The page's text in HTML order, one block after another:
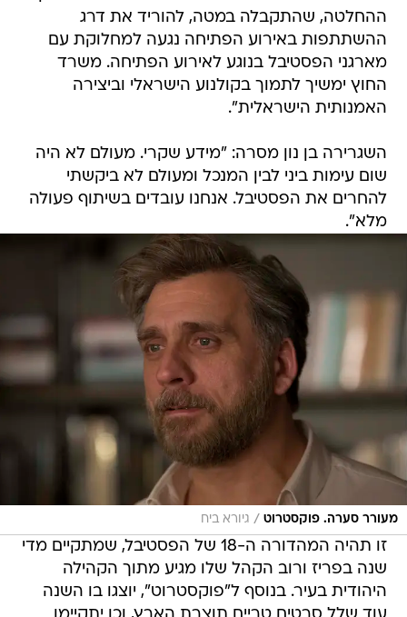
ההחלטה, שהתקבלה במטה, להוריד את דרג
ההשתתפות באירוע הפתיחה נגעה למחלוקת עם
מארגני הפסטיבל בנוגע לאירוע הפתיחה. משרד
החוץ ימשיך לתמוך בקולנוע הישראלי וביצירה
האמנותית הישראלית".
השגרירה בן נון מסרה: "מידע שקרי. מעולם לא היה
שום עימות ביני לבין המנכל ומעולם לא ביקשתי
להחרים את הפסטיבל. אנחנו עובדים בשיתוף פעולה
מלא".
מעורר סערה. פוקסטרוט / גיורא ביח
זו תהיה המהדורה ה-18 של הפסטיבל, שמתקיים מדי
שנה בפריז ורוב הקהל שלו מגיע מתוך הקהילה
היהודית בעיר. בנוסף ל"פוקסטרוט", יוצגו בו השנה